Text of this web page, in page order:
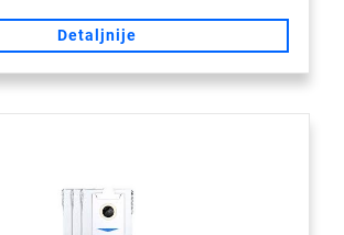
Detaljnije